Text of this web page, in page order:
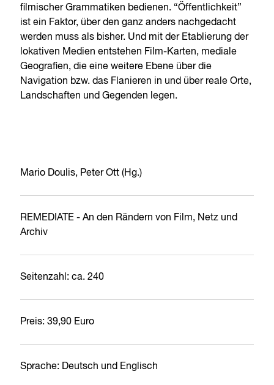
filmischer Grammatiken bedienen. “Öffentlichkeit”
ist ein Faktor, über den ganz anders nachgedacht
werden muss als bisher. Und mit der Etablierung der
lokativen Medien entstehen Film-Karten, mediale
Geografien, die eine weitere Ebene über die
Navigation bzw. das Flanieren in und über reale Orte,
Landschaften und Gegenden legen.
Mario Doulis, Peter Ott (Hg.)
REMEDIATE - An den Rändern von Film, Netz und
Archiv
Seitenzahl: ca. 240
Preis: 39,90 Euro
Sprache: Deutsch und Englisch